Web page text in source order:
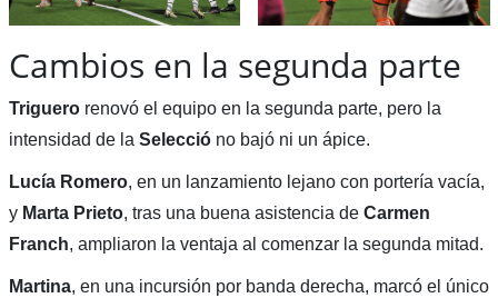
Cambios en la segunda parte
Triguerorenovó el equipo en la segunda parte, pero la
intensidad de la Seleccióno bajó ni un ápice.
Lucía Romero, en un lanzamiento lejano con portería vacía,
y Marta Prieto, tras una buena asistencia de Carmen
Franch, ampliaron la ventaja al comenzar la segunda mitad.
Martina, en una incursión por banda derecha, marcó el único